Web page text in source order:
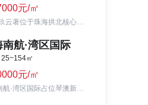
元/㎡
龙光·玖云著位于珠海拱北核心地段，主力户型涵盖38-150㎡商办产品，均价约1.7万元/㎡。
南航·湾区国际
㎡
元/㎡
中海南航·湾区国际占位琴澳新中心，在售27-37㎡办公产品，均价约2万/㎡。